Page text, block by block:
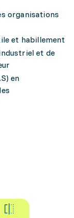
organisations
et habillement
et de
en